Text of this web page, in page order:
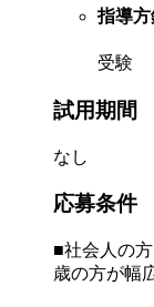
指導方
受験
試用期間
なし
応募条件
■社会人の
歳の方が幅